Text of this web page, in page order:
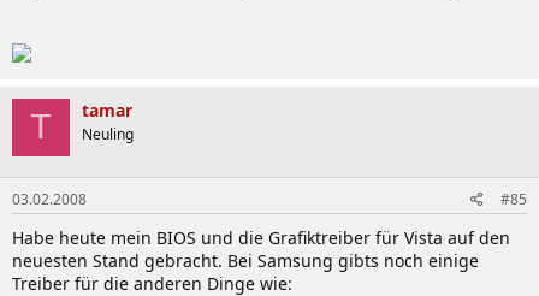
T tamar
Neuling
03.02.2008 #85
Habe heute mein BIOS und die Grafiktreiber für Vista auf den
neuesten Stand gebracht. Bei Samsung gibts noch einige
Treiber für die anderen Dinge wie: